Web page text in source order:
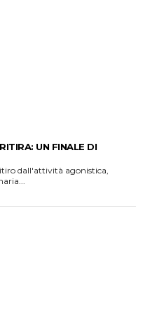
UN FINALE DI
dall'attività agonistica,